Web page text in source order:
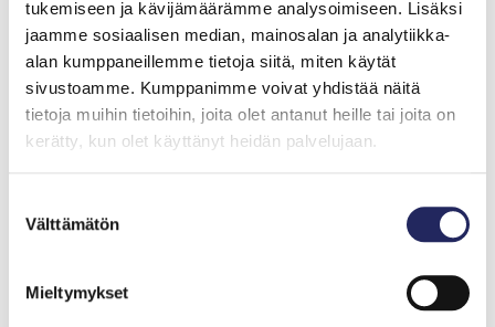
tukemiseen ja kävijämäärämme analysoimiseen. Lisäksi
jaamme sosiaalisen median, mainosalan ja analytiikka-
alan kumppaneillemme tietoja siitä, miten käytät
sivustoamme. Kumppanimme voivat yhdistää näitä
tietoja muihin tietoihin, joita olet antanut heille tai joita on
kerätty, kun olet käyttänyt heidän palvelujaan.
valinta
Välttämätön
Mieltymykset
Johanna Suni
+358 40 515 4216
2024
John Nurmisen Säätiön Lokikirja 2024.
Työmme, tuloksemme ja tilinpäätös vuodelta
2024.